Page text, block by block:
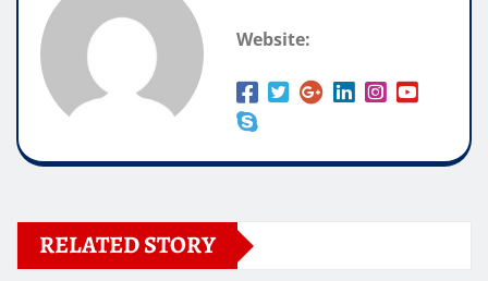
Website:
RELATED STORY